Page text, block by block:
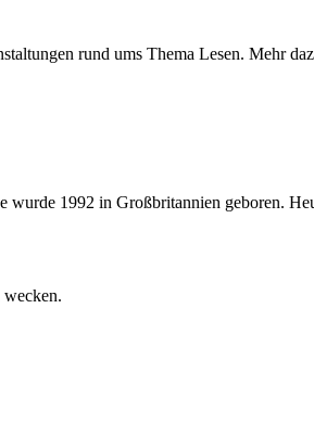
rund ums Thema Lesen. Mehr
1992 in Großbritannien geboren.
wecken.